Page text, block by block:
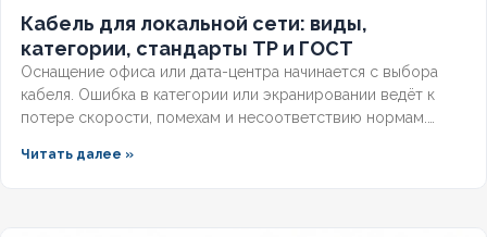
Кабель для локальной сети: виды,
категории, стандарты ТР и ГОСТ
Оснащение офиса или дата-центра начинается с выбора
кабеля. Ошибка в категории или экранировании ведёт к
потере скорости, помехам и несоответствию нормам.
какие категории поддерживает гигабит и 10G, и как
Читать далее »